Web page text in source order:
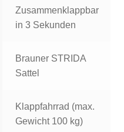
Zusammenklappbar
in 3 Sekunden
Brauner STRIDA
Sattel
Klappfahrrad (max.
Gewicht 100 kg)